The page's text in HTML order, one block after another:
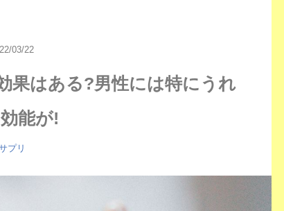
03/22
果はある?男性には特にうれ
能が!
プリ